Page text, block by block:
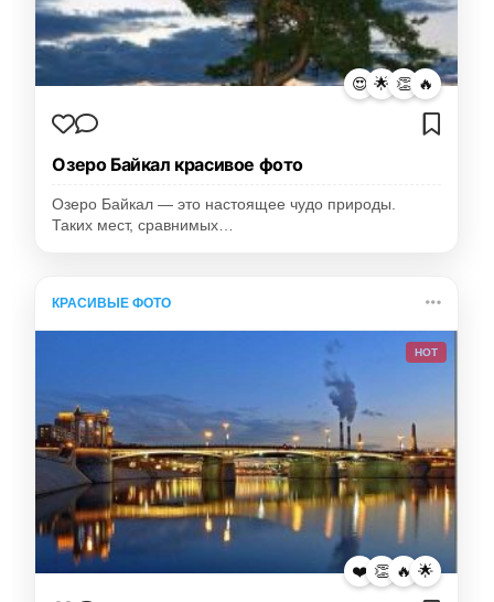
😍 🌟 👏 🔥
Озеро Байкал красивое фото
Озеро Байкал — это настоящее чудо природы.
Таких мест, сравнимых…
КРАСИВЫЕ ФОТО
HOT
❤️ 👏 🔥 🌟